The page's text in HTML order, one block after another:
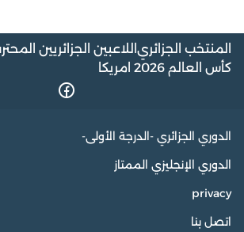
المنتخب الجزائري اللاعبين الجزائريين
كأس العالم 2026 امريكا
الدوري الجزائري -الدرجة الأولى-
الدوري الإنجليزي الممتاز
privacy
اتصل بنا